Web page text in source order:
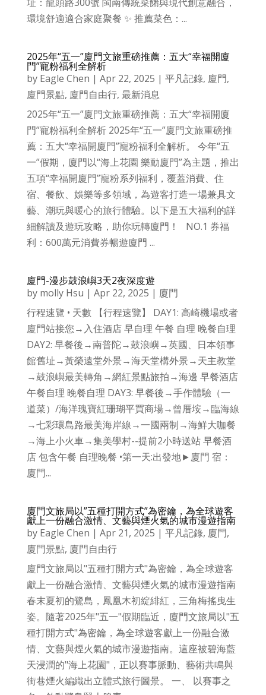
環境舒適適合家庭聚餐 ✨ 推薦菜色：...
2025年“五一”廈門文旅重磅推薦：五大“幸福開廈
門”寵粉福利全解析
by Eagle Chen | Apr 22, 2025 | 平凡記錄, 廈門,
廈門景點, 廈門自由行, 最新消息
2025年“五一”廈門文旅重磅推薦：五大“幸福開廈
門”寵粉福利全解析 2025年“五一”廈門文旅重磅推
薦：五大“幸福開廈門”寵粉福利全解析。 今年“五
一”假期，廈門以“海上花園 樂動廈門”為主題，推出
五項“幸福開廈門”寵粉系列福利，覆蓋消費、住
宿、餐飲、娛樂等多領域，為遊客打造一場兼具文
藝、潮玩與暖心的旅行體驗。以下是五大福利的詳
細解讀及遊玩攻略，助你玩轉廈門！ NO.1 券福
利：600萬元消費券暢遊廈門 ...
廈門-漫步鼓浪嶼3天2夜深度遊
by molly Hsu | Apr 22, 2025 | 廈門
行程速覽 • 天數 【行程速覽】 DAY1: 高崎機場或者
廈門站接您→入住酒店 早自理 午餐 自理 晚餐自理
DAY2: 早餐後→南普陀→鼓浪嶼→英國、日本領事
館舊址→黃榮遠堂外景→海天堂構外景→天主教堂
→鼓浪嶼最美轉角→網紅景點旅拍→海邊 早餐酒店
午餐自理 晚餐自理 DAY3: 早餐後→手作體驗（一
道菜）/海洋瑰寶紅珊瑚平買商場→曾厝垵→臨海線
→七彩環島路最美海岸線→一國兩制→海鮮大咖餐
→海上小火車→集美學村--提前2小時送站 早餐酒
店 包含午餐 自理晚餐 •第一天:出發地►廈門 宿：
廈門...
廈門文旅局以”五種打開方式”為密鑰，為全球遊客
獻上一份融合激情、文藝與煙火氣的城市漫遊指南
by Eagle Chen | Apr 21, 2025 | 平凡記錄, 廈門,
廈門景點, 廈門自由行
廈門文旅局以"五種打開方式"為密鑰，為全球遊客
獻上一份融合激情、文藝與煙火氣的城市漫遊指南
春末夏初的鷺島，鳳凰木初綻緋紅，三角梅搖曳生
姿。隨著2025年"五一"假期臨近，廈門文旅局以"五
種打開方式"為密鑰，為全球遊客獻上一份融合激
情、文藝與煙火氣的城市漫遊指南。這座被碧海藍
天浸潤的"海上花園"，正以賽事脈動、藝術共鳴與
街巷煙火編織出立體式旅行圖景。 一、 以賽事之